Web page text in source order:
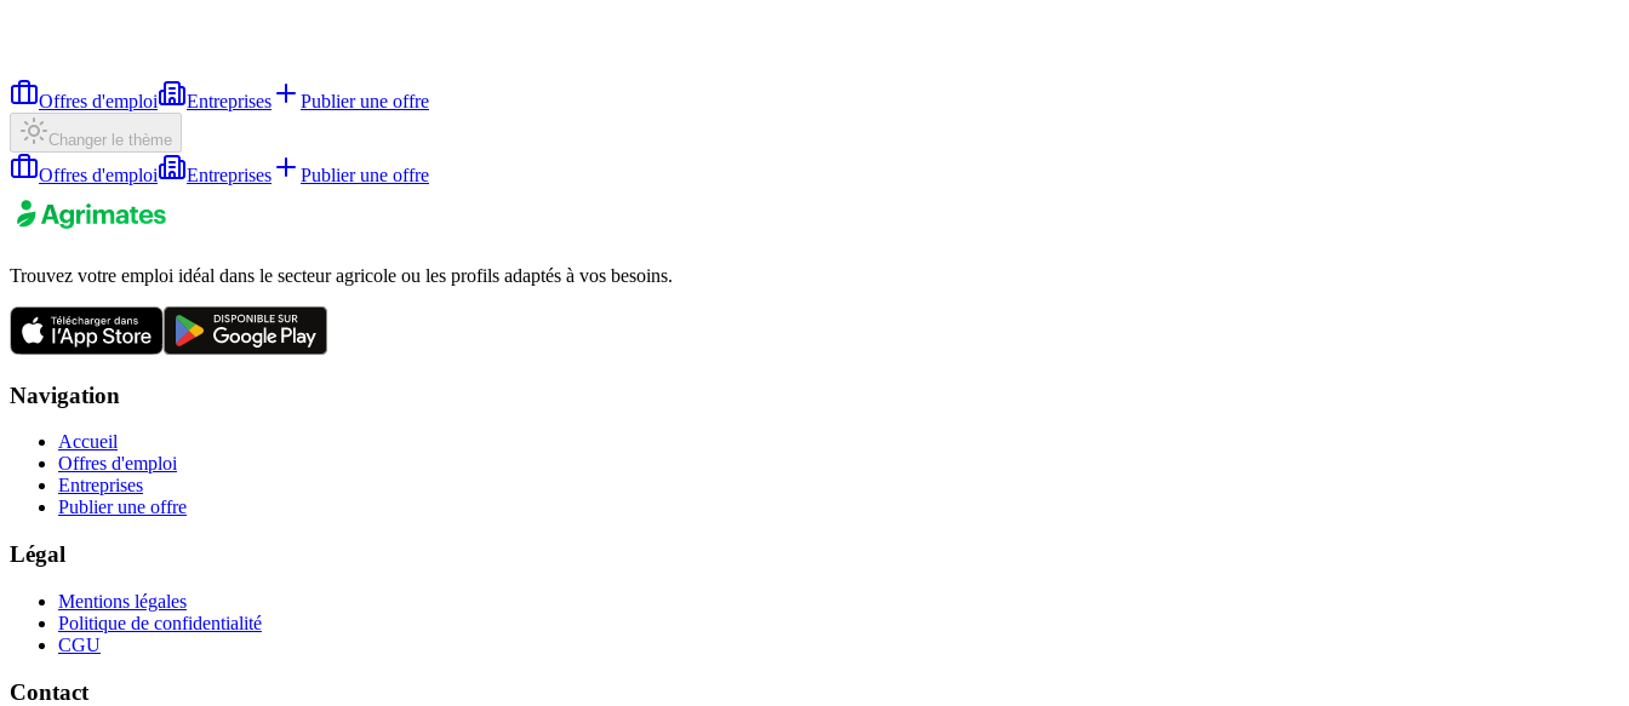
Offres d'emploi Entreprises Publier une offre
Changer le thème
Offres d'emploi Entreprises Publier une offre
Trouvez votre emploi idéal dans le secteur agricole ou les profils adaptés à vos besoins.
Navigation
Accueil
Offres d'emploi
Entreprises
Publier une offre
Légal
Mentions légales
Politique de confidentialité
CGU
Contact